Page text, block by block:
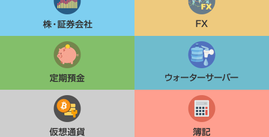
定期貯金 ウォーターサーバー
仮想通貨 簿記